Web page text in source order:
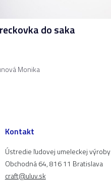
do saka
Monika
Kontakt
Ústredie ľudovej umeleckej výroby
Obchodná 64, 816 11 Bratislava
craft@uluv.sk